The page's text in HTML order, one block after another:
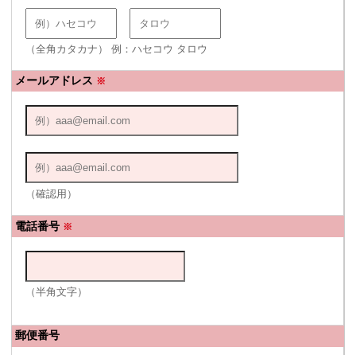
（全角カタカナ） 例：ハセコウ タロウ
メールアドレス ※
（確認用）
電話番号 ※
（半角文字）
郵便番号